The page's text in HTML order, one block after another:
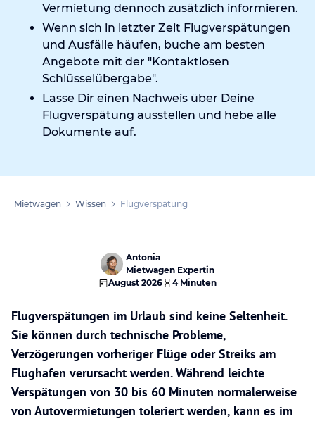
Vermietung dennoch zusätzlich informieren.
Wenn sich in letzter Zeit Flugverspätungen
und Ausfälle häufen, buche am besten
Angebote mit der "Kontaktlosen
Schlüsselübergabe".
Lasse Dir einen Nachweis über Deine
Flugverspätung ausstellen und hebe alle
Dokumente auf.
Mietwagen Wissen Flugverspätung
Antonia
Mietwagen Expertin
August 2026
4 Minuten
Flugverspätungen im Urlaub sind keine Seltenheit.
Sie können durch technische Probleme,
Verzögerungen vorheriger Flüge oder Streiks am
Flughafen verursacht werden. Während leichte
Verspätungen von 30 bis 60 Minuten normalerweise
von Autovermietungen toleriert werden, kann es im